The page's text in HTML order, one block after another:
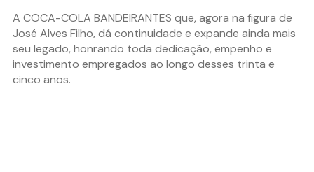
A COCA-COLA BANDEIRANTES que, agora na figura de
José Alves Filho, dá continuidade e expande ainda mais
seu legado, honrando toda dedicação, empenho e
investimento empregados ao longo desses trinta e
cinco anos.